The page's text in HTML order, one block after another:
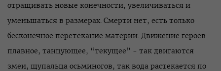
отращивать новые конечности, увеличиваться и
уменьшаться в размерах. Смерти нет, есть только
бесконечное перетекание материи. Движение героев
плавное, танцующее, “текущее” - так двигаются
змеи, щупальца осьминогов, так вода растекается по